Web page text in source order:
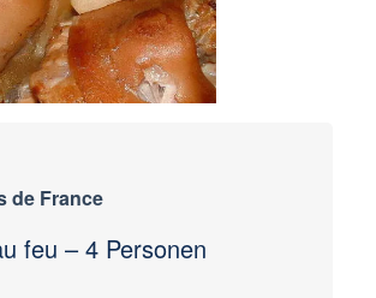
de France
feu – 4 Personen